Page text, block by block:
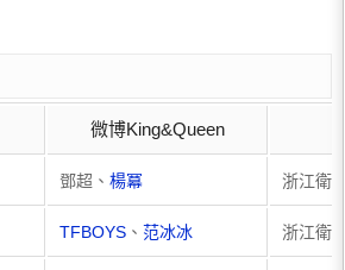
微博King&Queen
鄧超、 楊冪 浙江衛
TFBOYS 、 范冰冰 浙江衛